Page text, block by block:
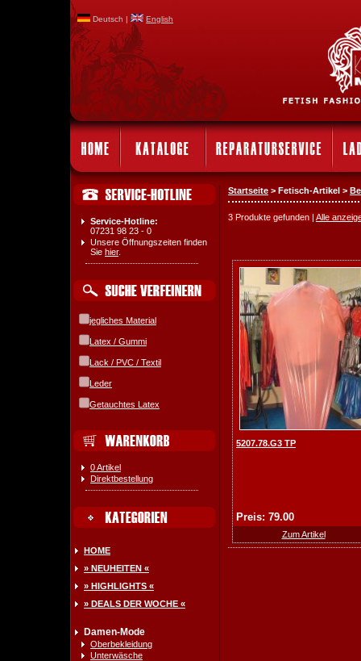
Deutsch | English
Service-Hotline:
07231 98 23 - 0
Unsere Öffnungszeiten finden
Sie hier.
jegliches Material
Latex / Gummi
Lack / PVC / Textil
Leder
Getauchtes Latex
0 Artikel
Direktbestellung
HOME
» NEUHEITEN «
» HIGHLIGHTS «
» DEALS DER WOCHE «
Damen-Mode
Oberbekleidung
Unterwäsche
Startseite > Fetisch-Artikel >
3 Produkte gefunden | Alle
5207.78.G3 TP
Preis: 79.00
Zum Artikel